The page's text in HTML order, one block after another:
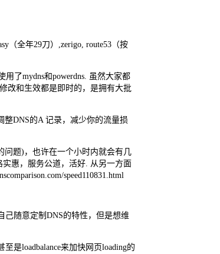
（全年29刀）,zerigo, route53（按
了mydns和powerdns. 虽然大家都
改和生效都是即时的，是拥有大批
整DNS的A 记录，减少你的流量损
问题)，也许在一个小时内就会有几
实惠，服务公道，活好. 从另一方面
speed110831.html
己随意定制DNS的特性，但是想维
是loadbalance来加快网页loading的